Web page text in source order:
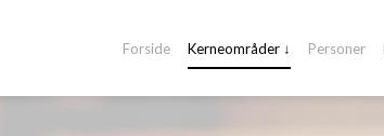
Forside Kerneområder ↓ Personer